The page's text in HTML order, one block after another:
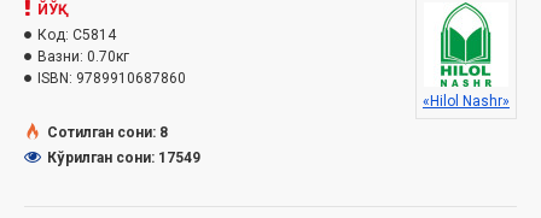
Муаллиф:
Нашриёт: «Hilol-Nashr»
Сана: 2025 йил
ISBN:
Ўлчами: Ўлчами:
Муқоваси:
ЙЎҚ
Код: C5814
Вазни: 0.70кг
ISBN: 9789910687860
«Hilol Nashr»
Сотилган сони: 8
Кўрилган сони: 17549